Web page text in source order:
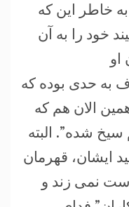
به خاطر این که
خود را به آن
او
به حدی بوده که
الان هم که
شده”. البته
ایشان، قهرمان
نمی زند و